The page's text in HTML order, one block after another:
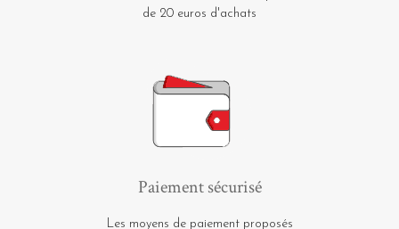
de 20 euros d'achats
Paiement sécurisé
Les moyens de paiement proposés